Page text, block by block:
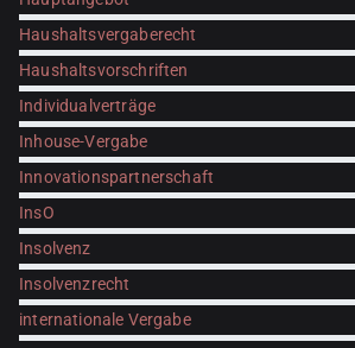
Haushaltsvergaberecht
Haushaltsvorschriften
Individualverträge
Inhouse-Vergabe
Innovationspartnerschaft
InsO
Insolvenz
Insolvenzrecht
internationale Vergabe